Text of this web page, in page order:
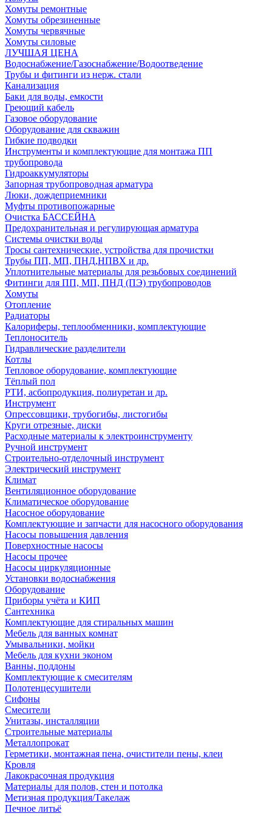
Хомуты ремонтные
Хомуты обрезиненные
Хомуты червячные
Хомуты силовые
ЛУЧШАЯ ЦЕНА
Водоснабжение/Газоснабжение/Водоотведение
Трубы и фитинги из нерж. стали
Канализация
Баки для воды, емкости
Греющий кабель
Газовое оборудование
Оборудование для скважин
Гибкие подводки
Инструменты и комплектующие для монтажа ПП
трубопровода
Гидроаккумуляторы
Запорная трубопроводная арматура
Люки, дождеприемники
Муфты противопожарные
Очистка БАССЕЙНА
Предохранительная и регулирующая арматура
Системы очистки воды
Тросы сантехнические, устройства для прочистки
Трубы ПП, МП, ПНД,НПВХ и др.
Уплотнительные материалы для резьбовых соединений
Фитинги для ПП, МП, ПНД (ПЭ) трубопроводов
Хомуты
Отопление
Радиаторы
Калориферы, теплообменники, комплектующие
Теплоноситель
Гидравлические разделители
Котлы
Тепловое оборудование, комплектующие
Тёплый пол
РТИ, асбопродукция, полиуретан и др.
Инструмент
Опрессовщики, трубогибы, листогибы
Круги отрезные, диски
Расходные материалы к электроинструменту
Ручной инструмент
Строительно-отделочный инструмент
Электрический инструмент
Климат
Вентиляционное оборудование
Климатическое оборудование
Насосное оборудование
Комплектующие и запчасти для насосного оборудования
Насосы повышения давления
Поверхностные насосы
Насосы прочее
Насосы циркуляционные
Установки водоснабжения
Оборудование
Приборы учёта и КИП
Сантехника
Комплектующие для стиральных машин
Мебель для ванных комнат
Умывальники, мойки
Мебель для кухни эконом
Ванны, поддоны
Комплектующие к смесителям
Полотенцесушители
Сифоны
Смесители
Унитазы, инсталляции
Строительные материалы
Металлопрокат
Герметики, монтажная пена, очистители пены, клеи
Кровля
Лакокрасочная продукция
Материалы для полов, стен и потолка
Метизная продукция/Такелаж
Печное литьё